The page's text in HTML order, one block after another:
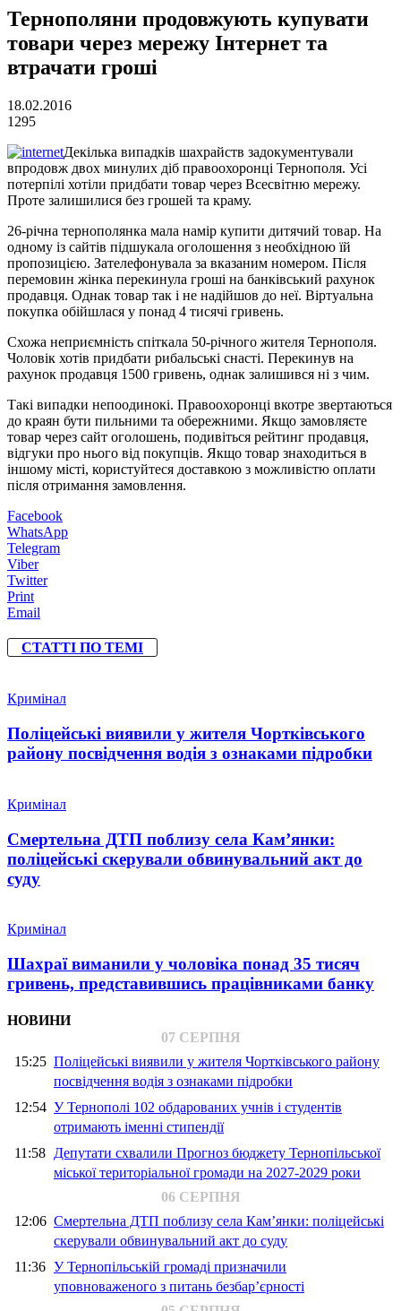
Тернополяни продовжують купувати
товари через мережу Інтернет та
втрачати гроші
18.02.2016
1295
Декілька випадків шахрайств задокументували
впродовж двох минулих діб правоохоронці Тернополя. Усі
потерпілі хотіли придбати товар через Всесвітню мережу.
Проте залишилися без грошей та краму.
26-річна тернополянка мала намір купити дитячий товар. На
одному із сайтів підшукала оголошення з необхідною їй
пропозицією. Зателефонувала за вказаним номером. Після
перемовин жінка перекинула гроші на банківський рахунок
продавця. Однак товар так і не надійшов до неї. Віртуальна
покупка обійшлася у понад 4 тисячі гривень.
Схожа неприємність спіткала 50-річного жителя Тернополя.
Чоловік хотів придбати рибальські снасті. Перекинув на
рахунок продавця 1500 гривень, однак залишився ні з чим.
Такі випадки непоодинокі. Правоохоронці вкотре звертаються
до краян бути пильними та обережними. Якщо замовляєте
товар через сайт оголошень, подивіться рейтинг продавця,
відгуки про нього від покупців. Якщо товар знаходиться в
іншому місті, користуйтеся доставкою з можливістю оплати
після отримання замовлення.
Facebook
WhatsApp
Telegram
Viber
Twitter
Print
Email
СТАТТІ ПО ТЕМІ
Кримінал
Поліцейські виявили у жителя Чортківського
району посвідчення водія з ознаками підробки
Кримінал
Смертельна ДТП поблизу села Кам’янки:
поліцейські скерували обвинувальний акт до
суду
Кримінал
Шахраї виманили у чоловіка понад 35 тисяч
гривень, представившись працівниками банку
НОВИНИ
07 СЕРПНЯ
15:25 Поліцейські виявили у жителя Чортківського району
посвідчення водія з ознаками підробки
12:54 У Тернополі 102 обдарованих учнів і студентів
отримають іменні стипендії
11:58 Депутати схвалили Прогноз бюджету Тернопільської
міської територіальної громади на 2027-2029 роки
06 СЕРПНЯ
12:06 Смертельна ДТП поблизу села Кам’янки: поліцейські
скерували обвинувальний акт до суду
11:36 У Тернопільській громаді призначили
уповноваженого з питань безбар’єрності